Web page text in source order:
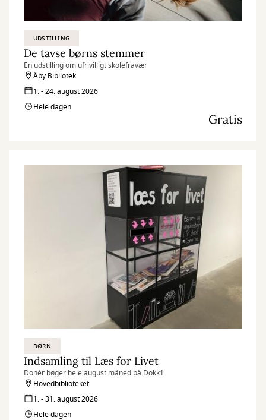
UDSTILLING
De tavse børns stemmer
En udstilling om ufrivilligt skolefravær
Åby Bibliotek
1. - 24. august 2026
Hele dagen
Gratis
BØRN
Indsamling til Læs for Livet
Donér bøger hele august måned på Dokk1
Hovedbiblioteket
1. - 31. august 2026
Hele dagen